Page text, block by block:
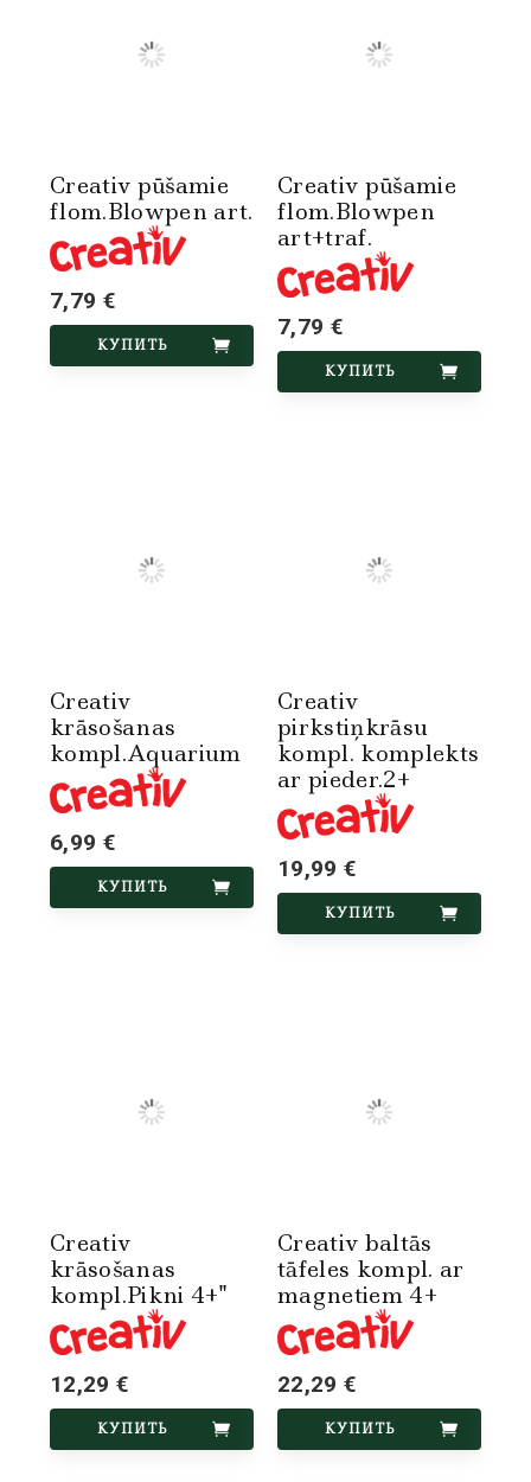
Creativ pūšamie
flom.Blowpen art.
7,79 €
КУПИТЬ
Creativ pūšamie
flom.Blowpen
art+traf.
7,79 €
КУПИТЬ
Creativ
krāsošanas
kompl.Aquarium
6,99 €
КУПИТЬ
Creativ
pirkstiņkrāsu
kompl. komplekts
ar pieder.2+
19,99 €
КУПИТЬ
Creativ
krāsošanas
kompl.Pikni 4+"
12,29 €
КУПИТЬ
Creativ baltās
tāfeles kompl. ar
magnetiem 4+
22,29 €
КУПИТЬ